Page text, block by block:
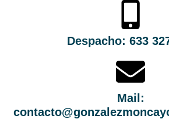
Despacho: 633
Mail: